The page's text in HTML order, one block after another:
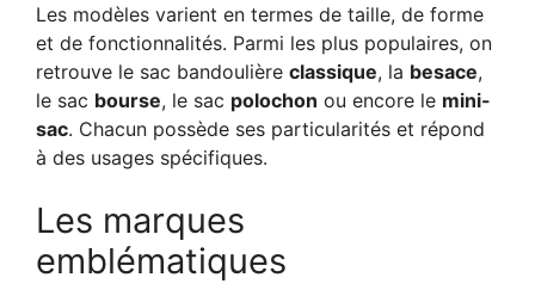
Les modèles varient en termes de taille, de forme
et de fonctionnalités. Parmi les plus populaires, on
retrouve le sac bandoulière classique, la besace,
le sac bourse, le sac polochon ou encore le mini-
sac. Chacun possède ses particularités et répond
à des usages spécifiques.
Les marques
emblématiques